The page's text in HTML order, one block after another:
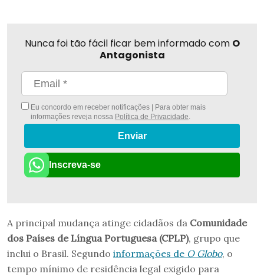
Nunca foi tão fácil ficar bem informado com O
Antagonista
Eu concordo em receber notificações | Para obter mais
informações reveja nossa Política de Privacidade.
Enviar
Inscreva-se
A principal mudança atinge cidadãos da Comunidade
dos Países de Língua Portuguesa (CPLP), grupo que
inclui o Brasil. Segundo informações de O Globo, o
tempo mínimo de residência legal exigido para